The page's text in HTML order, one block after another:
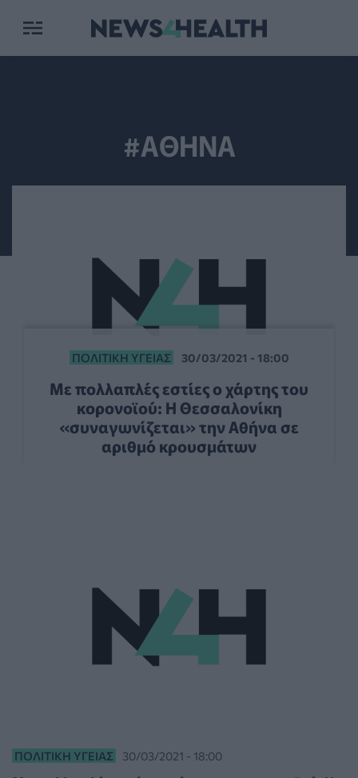
#ΑΘΗΝΑ
ΠΟΛΙΤΙΚΉ ΥΓΕΊΑΣ 30/03/2021 - 18:00
Με πολλαπλές εστίες ο χάρτης του
κορονοϊού: Η Θεσσαλονίκη
«συναγωνίζεται» την Αθήνα σε
αριθμό κρουσμάτων
ΠΟΛΙΤΙΚΉ ΥΓΕΊΑΣ 30/03/2021 - 18:00